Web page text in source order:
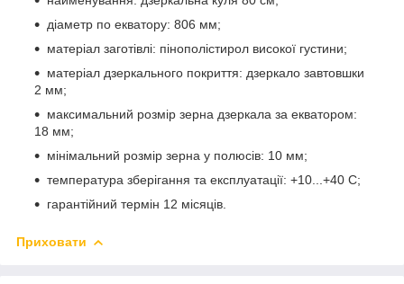
діаметр по екватору: 806 мм;
матеріал заготівлі: пінополістирол високої густини;
матеріал дзеркального покриття: дзеркало завтовшки
2 мм;
максимальний розмір зерна дзеркала за екватором:
18 мм;
мінімальний розмір зерна у полюсів: 10 мм;
температура зберігання та експлуатації: +10...+40 C;
гарантійний термін 12 місяців.
Приховати